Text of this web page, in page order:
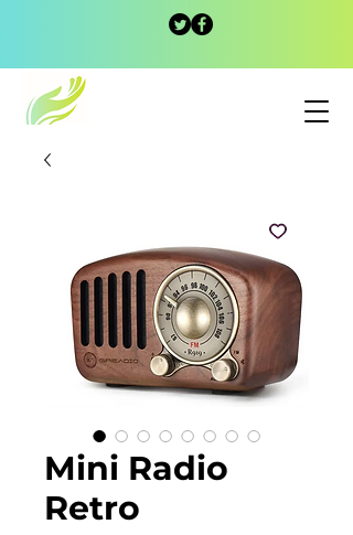
Mini Radio
Retro